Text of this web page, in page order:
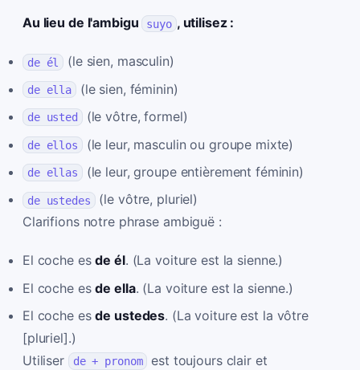
Au lieu de l'ambigu suyo , utilisez :
de él (le sien, masculin)
de ella (le sien, féminin)
de usted (le vôtre, formel)
de ellos (le leur, masculin ou groupe mixte)
de ellas (le leur, groupe entièrement féminin)
de ustedes (le vôtre, pluriel)
Clarifions notre phrase ambiguë :
El coche esde él. (La voiture est la sienne.)
El coche esde ella. (La voiture est la sienne.)
El coche esde ustedes. (La voiture est la vôtre
[pluriel].)
Utiliser
de + pronom
est toujours clair et